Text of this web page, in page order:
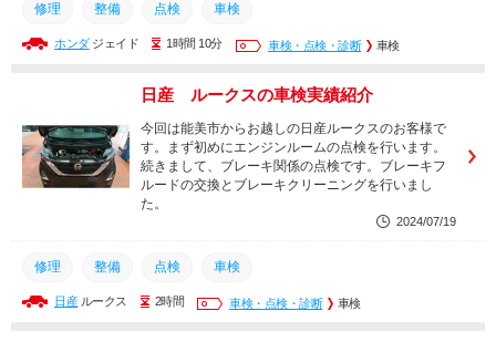
修理 整備 点検 車検
ホンダジェイド 1時間 10分 車検・点検・診断 車検
日産 ルークスの車検実績紹介
今回は能美市からお越しの日産ルークスのお客様で
す。まず初めにエンジンルームの点検を行います。
続きまして、ブレーキ関係の点検です。ブレーキフ
ルードの交換とブレーキクリーニングを行いまし
た。
2024/07/19
修理 整備 点検 車検
日産ルークス 2時間 車検・点検・診断 車検